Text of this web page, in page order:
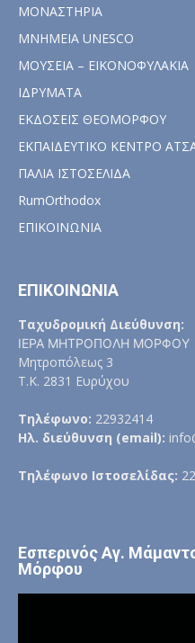
ΜΟΝΑΣΤΗΡΙΑ
ΜΝΗΜΕΙΑ UNESCO
ΜΟΥΣΕΙΑ – ΕΙΚΟΝΟΦΥΛΑΚΙΑ
ΙΔΡΥΜΑΤΑ
ΕΚΔΟΣΕΙΣ ΘΕΟΜΟΡΦΟΥ
ΕΚΠΑΙΔΕΥΤΙΚΟ ΚΕΝΤΡΟ
ΠΑΛΙΑ ΙΣΤΟΣΕΛΙΔΑ
RumOrthodox
ΕΠΙΚΟΙΝΩΝΙΑ
ΕΠΙΚΟΙΝΩΝΙΑ
Ταχυδρομική Διεύθυνση:
ΙΕΡΑ ΜΗΤΡΟΠΟΛΗ ΜΟΡΦΟΥ
Μητροπόλεως 3
Τ.Κ. 2831 Ευρύχου
Τηλέφωνο: 22932414
Ηλ. διεύθυνση (email):
Τηλέφωνο Ιστοσελίδας:
Εσπερινός Αγ.
Μόρφου